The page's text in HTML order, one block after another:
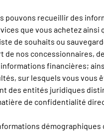
pouvons recueillir des
que vous achetez
de souhaits ou
de nos concessionnaires,
financières;
sur lesquels vous
des entités juridiques
de confidentialité